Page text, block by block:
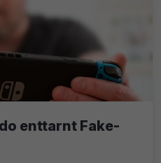
enttarnt Fake-